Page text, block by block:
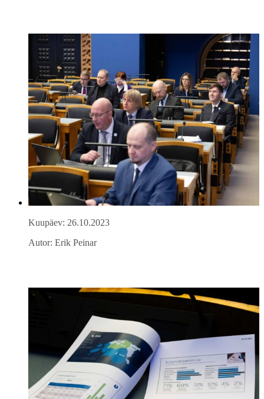
Kuupäev: 26.10.2023
Autor: Erik Peinar